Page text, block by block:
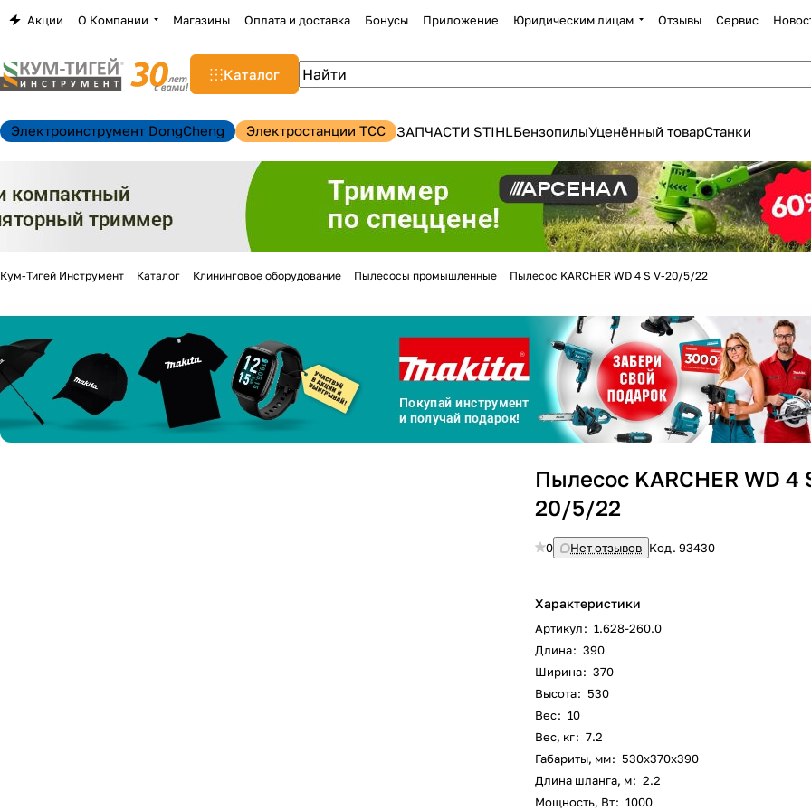
Акции О Компании Магазины Оплата и доставка Бонусы Приложение Юридическим лицам Отзывы Сервис
Каталог
Электроинструмент DongCheng Электростанции TCC ЗАПЧАСТИ STIHLБензопилыУценённый товарСтанки
Кум-Тигей Инструмент Каталог Клининговое оборудование Пылесосы промышленные Пылесос KARCHER WD 4 S V-20/5/22
Пылесос KARCHER WD 4
20/5/22
0 Нет отзывов Код.93430
Характеристики
Артикул: 1.628-260.0
Длина: 390
Ширина: 370
Высота: 530
Вес: 10
Вес, кг: 7.2
Габариты, мм: 530х370х390
Длина шланга, м: 2.2
Мощность, Вт: 1000
Для клиентов всех банков
Разбейтеоплату
на частибез переплат
График платежей
Добавляйте товарыв корзину
Оплачивайте сегодня только
% картой любого банка
Получайте товар выбранный способом